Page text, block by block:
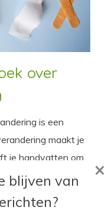
over
is een
maakt je
je handvatten om
blijven van
×